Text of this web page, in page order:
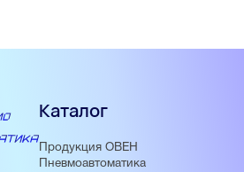
Каталог
Продукция ОВЕН
Пневмоавтоматика